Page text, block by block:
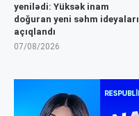
yenilədi: Yüksək inam
doğuran yeni səhm ideyaları
açıqlandı
07/08/2026